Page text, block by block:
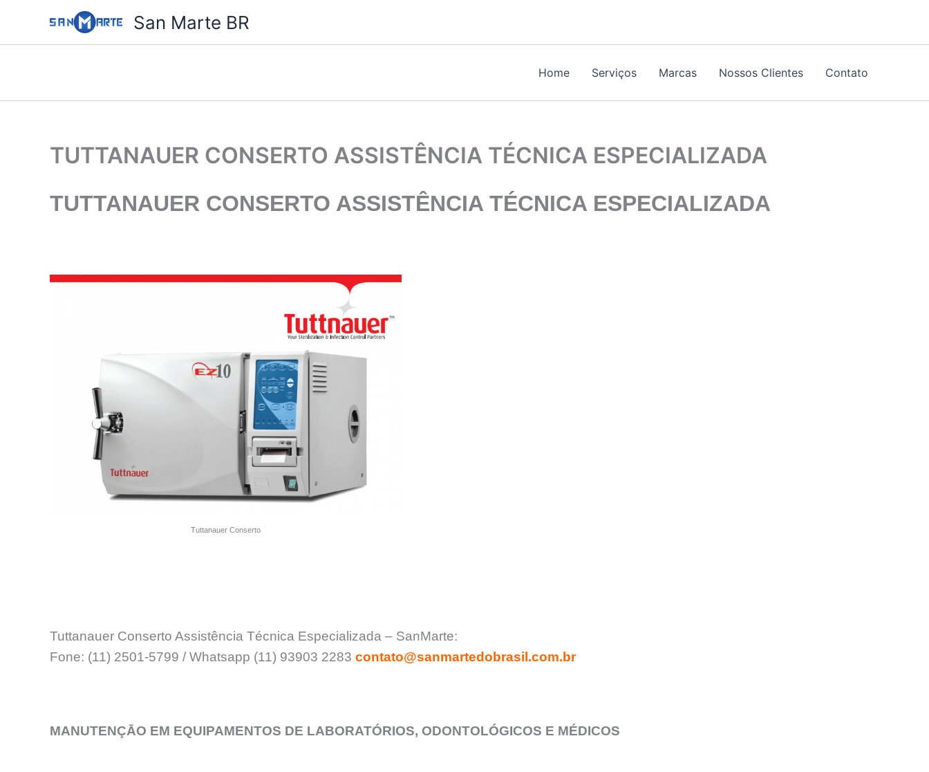
o
San Marte BR
Home Serviços Marcas Nossos Clientes Contato
TUTTANAUER CONSERTO ASSISTÊNCIA TÉCNICA ESPECIALIZADA
TUTTANAUER CONSERTO ASSISTÊNCIA TÉCNICA ESPECIALIZADA
Tuttanauer Conserto
Tuttanauer Conserto Assistência Técnica Especializada – SanMarte:
Fone: (11) 2501-5799 / Whatsapp (11) 93903 2283 contato@sanmartedobrasil.com.br
MANUTENÇĀO EM EQUIPAMENTOS DE LABORATÓRIOS, ODONTOLÓGICOS E MÉDICOS